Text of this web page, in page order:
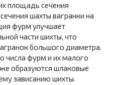
площадь сечения
шахты вагранки на
фурм улучшает
части шихты, что
большого диаметра.
числа фурм и их малого
образуются шлаковые
зависанию шихты.